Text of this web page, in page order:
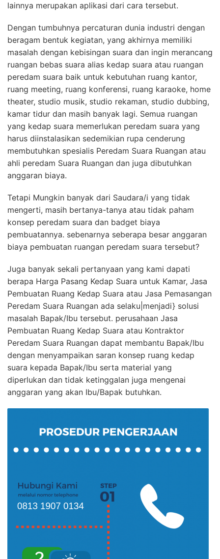
lainnya merupakan aplikasi dari cara tersebut.
Dengan tumbuhnya percaturan dunia industri dengan
beragam bentuk kegiatan, yang akhirnya memiliki
masalah dengan kebisingan suara dan ingin merancang
ruangan bebas suara alias kedap suara atau ruangan
peredam suara baik untuk kebutuhan ruang kantor,
ruang meeting, ruang konferensi, ruang karaoke, home
theater, studio musik, studio rekaman, studio dubbing,
kamar tidur dan masih banyak lagi. Semua ruangan
yang kedap suara memerlukan peredam suara yang
harus diinstalasikan sedemikian rupa cenderung
membutuhkan spesialis Peredam Suara Ruangan atau
ahli peredam Suara Ruangan dan juga dibutuhkan
anggaran biaya.
Tetapi Mungkin banyak dari Saudara/i yang tidak
mengerti, masih bertanya-tanya atau tidak paham
konsep peredam suara dan badget biaya
pembuatannya. sebenarnya seberapa besar anggaran
biaya pembuatan ruangan peredam suara tersebut?
Juga banyak sekali pertanyaan yang kami dapati
berapa Harga Pasang Kedap Suara untuk Kamar, Jasa
Pembuatan Ruang Kedap Suara atau Jasa Pemasangan
Peredam Suara Ruangan ada selaku|menjadi} solusi
masalah Bapak/Ibu tersebut. perusahaan Jasa
Pembuatan Ruang Kedap Suara atau Kontraktor
Peredam Suara Ruangan dapat membantu Bapak/Ibu
dengan menyampaikan saran konsep ruang kedap
suara kepada Bapak/Ibu serta material yang
diperlukan dan tidak ketinggalan juga mengenai
anggaran yang akan Ibu/Bapak butuhkan.